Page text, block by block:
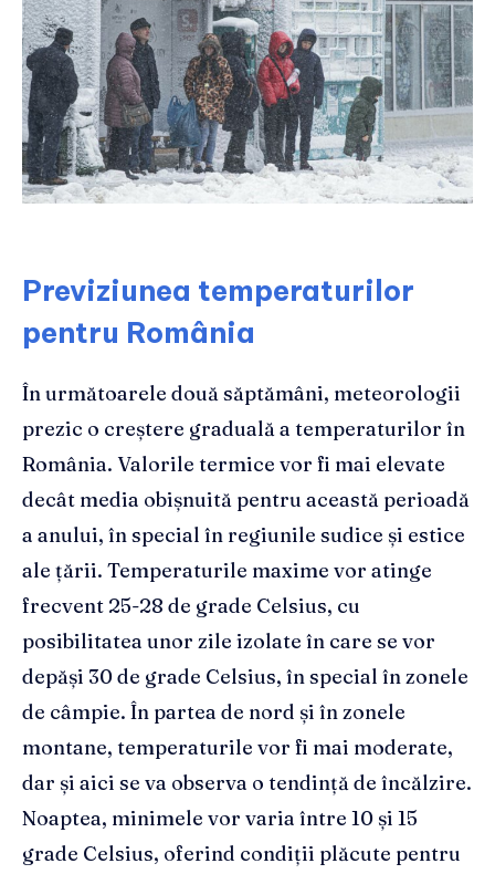
Previziunea temperaturilor
pentru România
În următoarele două săptămâni, meteorologii
prezic o creștere graduală a temperaturilor în
România. Valorile termice vor fi mai elevate
decât media obișnuită pentru această perioadă
a anului, în special în regiunile sudice și estice
ale țării. Temperaturile maxime vor atinge
frecvent 25-28 de grade Celsius, cu
posibilitatea unor zile izolate în care se vor
depăși 30 de grade Celsius, în special în zonele
de câmpie. În partea de nord și în zonele
montane, temperaturile vor fi mai moderate,
dar și aici se va observa o tendință de încălzire.
Noaptea, minimele vor varia între 10 și 15
grade Celsius, oferind condiții plăcute pentru